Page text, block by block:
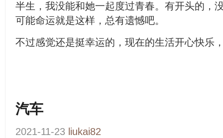
半生，我没能和她一起度过青春。有开头的，
可能命运就是这样，总有遗憾吧。
不过感觉还是挺幸运的，现在的生活开心快乐
汽车
2021-11-23 liukai82